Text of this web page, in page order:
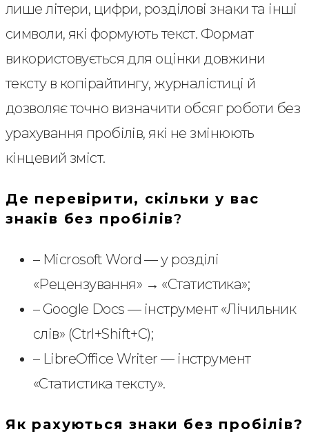
лише літери, цифри, розділові знаки та інші
символи, які формують текст. Формат
використовується для оцінки довжини
тексту в копірайтингу, журналістиці й
дозволяє точно визначити обсяг роботи без
урахування пробілів, які не змінюють
кінцевий зміст.
Де перевірити, скільки у вас
знаків без пробілів?
– Microsoft Word — у розділі
«Рецензування» → «Статистика»;
– Google Docs — інструмент «Лічильник
слів» (Ctrl+Shift+C);
– LibreOffice Writer — інструмент
«Статистика тексту».
Як рахуються знаки без пробілів?